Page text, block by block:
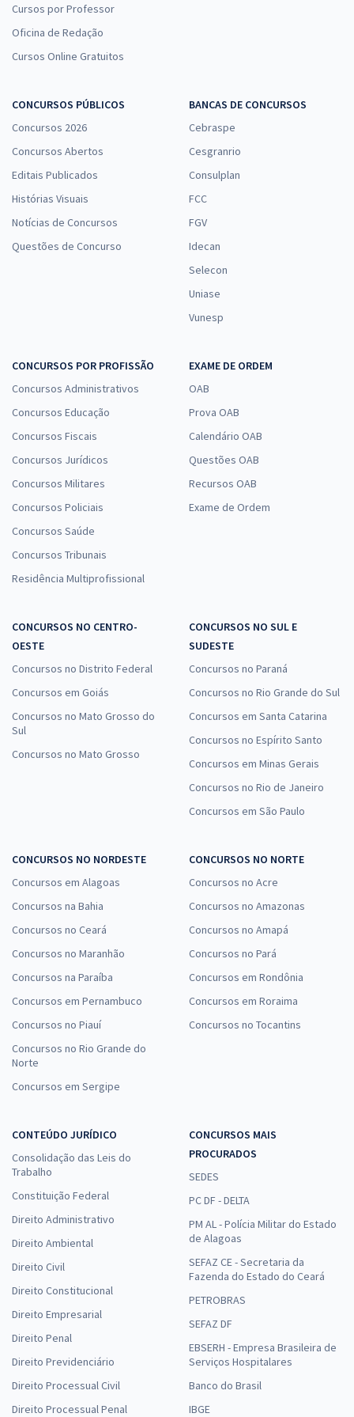
Cursos por Professor
Oficina de Redação
Cursos Online Gratuitos
CONCURSOS PÚBLICOS
Concursos 2026
Concursos Abertos
Editais Publicados
Histórias Visuais
Notícias de Concursos
Questões de Concurso
BANCAS DE CONCURSOS
Cebraspe
Cesgranrio
Consulplan
FCC
FGV
Idecan
Selecon
Uniase
Vunesp
CONCURSOS POR PROFISSÃO
Concursos Administrativos
Concursos Educação
Concursos Fiscais
Concursos Jurídicos
Concursos Militares
Concursos Policiais
Concursos Saúde
Concursos Tribunais
Residência Multiprofissional
EXAME DE ORDEM
OAB
Prova OAB
Calendário OAB
Questões OAB
Recursos OAB
Exame de Ordem
CONCURSOS NO CENTRO-
OESTE
Concursos no Distrito Federal
Concursos em Goiás
Concursos no Mato Grosso do
Sul
Concursos no Mato Grosso
CONCURSOS NO SUL E
SUDESTE
Concursos no Paraná
Concursos no Rio Grande do Sul
Concursos em Santa Catarina
Concursos no Espírito Santo
Concursos em Minas Gerais
Concursos no Rio de Janeiro
Concursos em São Paulo
CONCURSOS NO NORDESTE
Concursos em Alagoas
Concursos na Bahia
Concursos no Ceará
Concursos no Maranhão
Concursos na Paraíba
Concursos em Pernambuco
Concursos no Piauí
Concursos no Rio Grande do
Norte
Concursos em Sergipe
CONCURSOS NO NORTE
Concursos no Acre
Concursos no Amazonas
Concursos no Amapá
Concursos no Pará
Concursos em Rondônia
Concursos em Roraima
Concursos no Tocantins
CONTEÚDO JURÍDICO
Consolidação das Leis do
Trabalho
Constituição Federal
Direito Administrativo
Direito Ambiental
Direito Civil
Direito Constitucional
Direito Empresarial
Direito Penal
Direito Previdenciário
Direito Processual Civil
Direito Processual Penal
CONCURSOS MAIS
PROCURADOS
SEDES
PC DF - DELTA
PM AL - Polícia Militar do Estado
de Alagoas
SEFAZ CE - Secretaria da
Fazenda do Estado do Ceará
PETROBRAS
SEFAZ DF
EBSERH - Empresa Brasileira de
Serviços Hospitalares
Banco do Brasil
IBGE